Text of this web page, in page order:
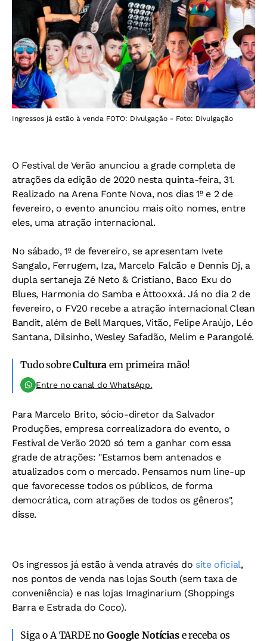
Ingressos já estão à venda FOTO: Divulgação - Foto: Divulgação
O Festival de Verão anunciou a grade completa de
atrações da edição de 2020 nesta quinta-feira, 31.
Realizado na Arena Fonte Nova, nos dias 1º e 2 de
fevereiro, o evento anunciou mais oito nomes, entre
eles, uma atração internacional.
No sábado, 1º de fevereiro, se apresentam Ivete
Sangalo, Ferrugem, Iza, Marcelo Falcão e Dennis Dj, a
dupla sertaneja Zé Neto & Cristiano, Baco Exu do
Blues, Harmonia do Samba e Àttooxxá. Já no dia 2 de
fevereiro, o FV20 recebe a atração internacional Clean
Bandit, além de Bell Marques, Vitão, Felipe Araújo, Léo
Santana, Dilsinho, Wesley Safadão, Melim e Parangolé.
Tudo sobreCultura em primeira mão!
Entre no canal do WhatsApp.
Para Marcelo Brito, sócio-diretor da Salvador
Produções, empresa correalizadora do evento, o
Festival de Verão 2020 só tem a ganhar com essa
grade de atrações: "Estamos bem antenados e
atualizados com o mercado. Pensamos num line-up
que favorecesse todos os públicos, de forma
democrática, com atrações de todos os gêneros",
disse.
Os ingressos já estão à venda através do site oficial,
nos pontos de venda nas lojas South (sem taxa de
conveniência) e nas lojas Imaginarium (Shoppings
Barra e Estrada do Coco).
Siga o A TARDE noGoogle Notíciase receba os